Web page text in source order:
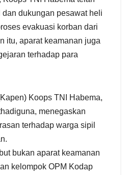
dukungan pesawat heli
evakuasi korban dari
itu, aparat keamanan juga
terhadap para
Koops TNI Habema,
menegaskan
terhadap warga sipil
bukan aparat keamanan
kelompok OPM Kodap